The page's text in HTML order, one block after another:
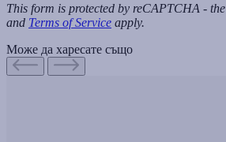
This form is protected by reCAPTCHA - the
and Terms of Service apply.
Може да харесате също